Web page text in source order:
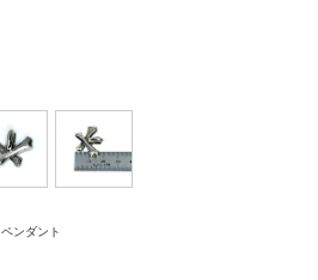
ペンダント